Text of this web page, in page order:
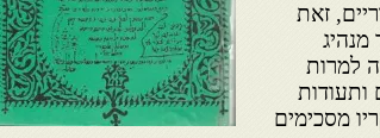
זאת
למרות
ותעודות
מסכימים